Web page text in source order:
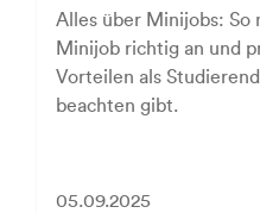
Alles über Minijobs: So
Minijob richtig an und
Vorteilen als
beachten gibt.
05.09.2025